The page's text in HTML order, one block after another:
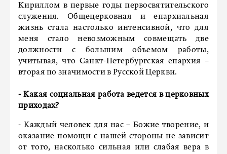
Кириллом в первые годы первосвятительского
служения. Общецерковная и епархиальная
жизнь стала настолько интенсивной, что для
меня стало невозможным совмещать две
должности с большим объемом работы,
учитывая, что Санкт-Петербургская епархия –
вторая по значимости в Русской Церкви.
- Какая социальная работа ведется в церковных
приходах?
- Каждый человек для нас – Божие творение, и
оказание помощи с нашей стороны не зависит
от того, насколько сильная или слабая вера в